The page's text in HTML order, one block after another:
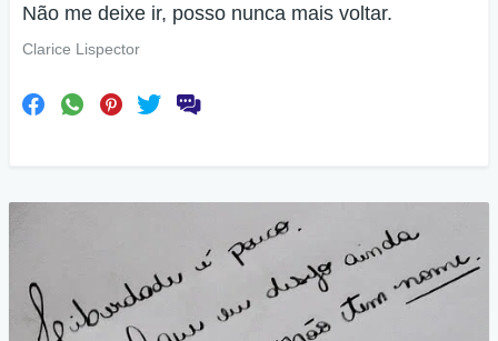
Não me deixe ir, posso nunca mais voltar.
Clarice Lispector